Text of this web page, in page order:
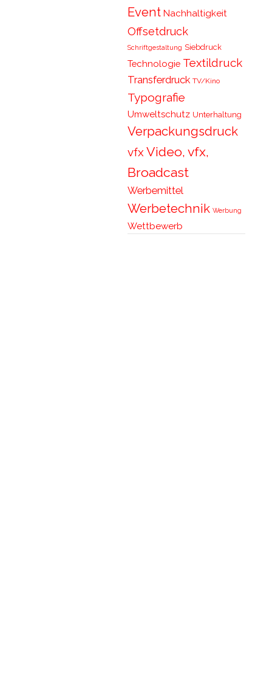
Event Nachhaltigkeit
Offsetdruck
Schriftgestaltung Siebdruck
Technologie Textildruck
Transferdruck TV/Kino
Typografie
Umweltschutz Unterhaltung
Verpackungsdruck
vfxVideo, vfx,
Broadcast
Werbemittel
Werbetechnik Werbung
Wettbewerb